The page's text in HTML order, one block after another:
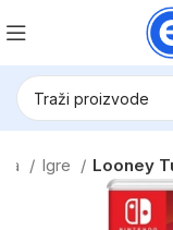
Igre Looney